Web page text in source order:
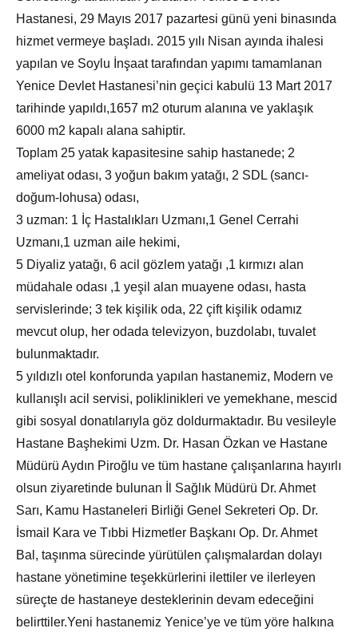
Hastanesi, 29 Mayıs 2017 pazartesi günü yeni binasında
hizmet vermeye başladı. 2015 yılı Nisan ayında ihalesi
yapılan ve Soylu İnşaat tarafından yapımı tamamlanan
Yenice Devlet Hastanesi’nin geçici kabulü 13 Mart 2017
tarihinde yapıldı,1657 m2 oturum alanına ve yaklaşık
6000 m2 kapalı alana sahiptir.
Toplam 25 yatak kapasitesine sahip hastanede; 2
ameliyat odası, 3 yoğun bakım yatağı, 2 SDL (sancı-
doğum-lohusa) odası,
3 uzman: 1 İç Hastalıkları Uzmanı,1 Genel Cerrahi
Uzmanı,1 uzman aile hekimi,
5 Diyaliz yatağı, 6 acil gözlem yatağı ,1 kırmızı alan
müdahale odası ,1 yeşil alan muayene odası, hasta
servislerinde; 3 tek kişilik oda, 22 çift kişilik odamız
mevcut olup, her odada televizyon, buzdolabı, tuvalet
bulunmaktadır.
5 yıldızlı otel konforunda yapılan hastanemiz, Modern ve
kullanışlı acil servisi, poliklinikleri ve yemekhane, mescid
gibi sosyal donatılarıyla göz doldurmaktadır. Bu vesileyle
Hastane Başhekimi Uzm. Dr. Hasan Özkan ve Hastane
Müdürü Aydın Piroğlu ve tüm hastane çalışanlarına hayırlı
olsun ziyaretinde bulunan İl Sağlık Müdürü Dr. Ahmet
Sarı, Kamu Hastaneleri Birliği Genel Sekreteri Op. Dr.
İsmail Kara ve Tıbbi Hizmetler Başkanı Op. Dr. Ahmet
Bal, taşınma sürecinde yürütülen çalışmalardan dolayı
hastane yönetimine teşekkürlerini ilettiler ve ilerleyen
süreçte de hastaneye desteklerinin devam edeceğini
belirttiler.Yeni hastanemiz Yenice’ye ve tüm yöre halkına